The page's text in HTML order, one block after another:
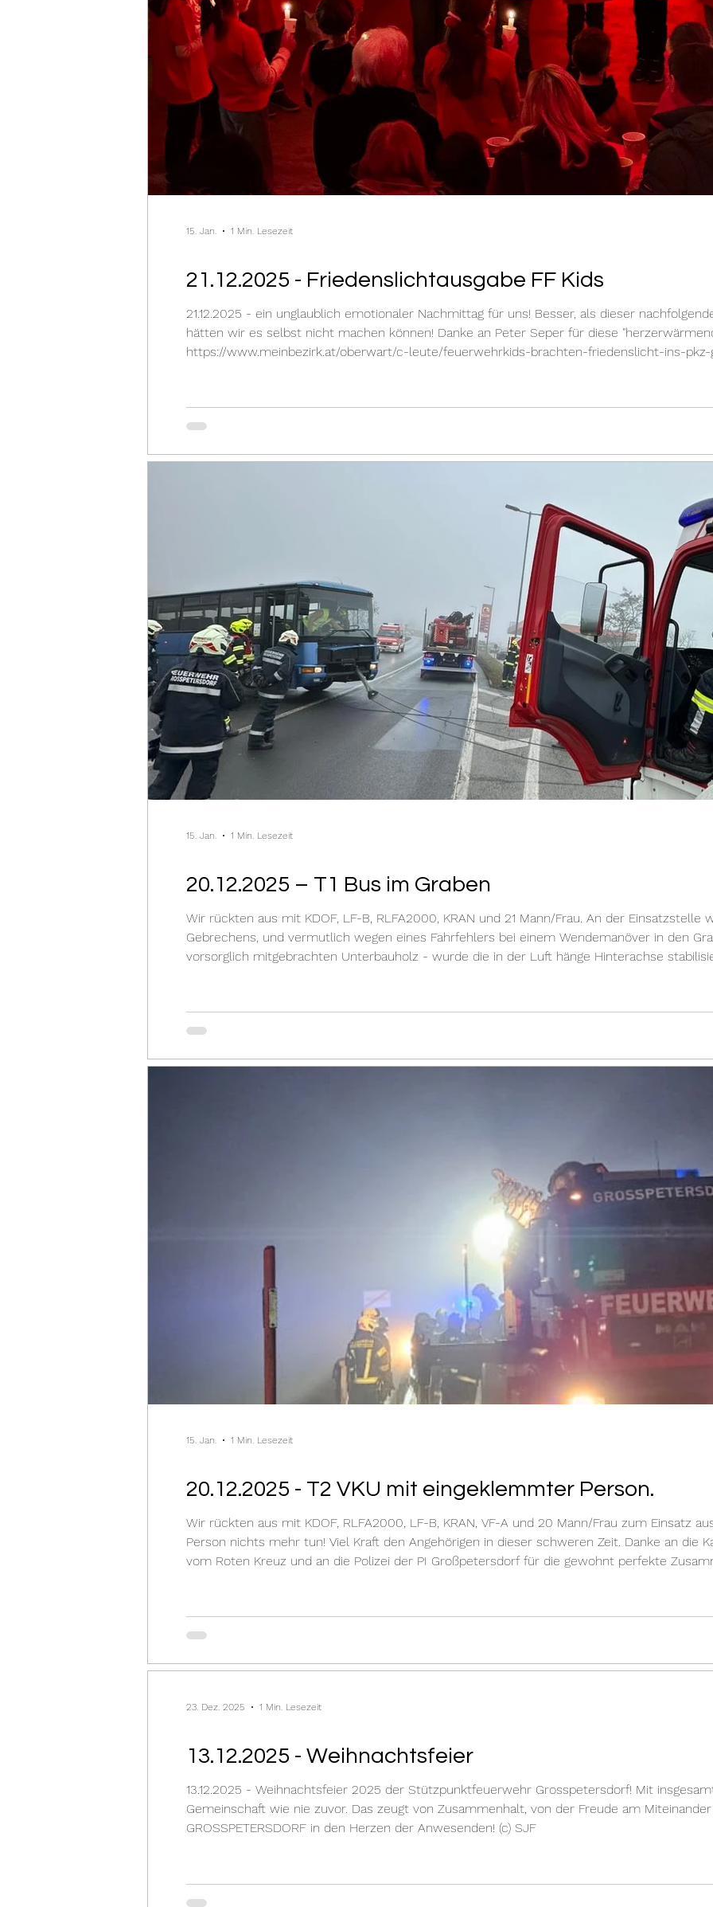
21.12.2025 - Friedenslichtausgabe FF Kids
21.12.2025 - ein unglaublich emotionaler Nachmittag für uns! Besser, als dieser
hätten wir es selbst nicht machen können! Danke an Peter Seper für diese
https://www.meinbezirk.at/oberwart/c-leute/feuerwehrkids-brachten-friedenslicht-ins-pkz-
15. Jan. 1 Min. Lesezeit
20.12.2025 – T1 Bus im Graben
Wir rückten aus mit KDOF, LF-B, RLFA2000, KRAN und 21 Mann/Frau. An der
Gebrechens, und vermutlich wegen eines Fahrfehlers bei einem Wendemanöver in den
vorsorglich mitgebrachten Unterbauholz - wurde die in der Luft hänge Hinterachse
15. Jan. 1 Min. Lesezeit
20.12.2025 - T2 VKU mit eingeklemmter Person.
Wir rückten aus mit KDOF, RLFA2000, LF-B, KRAN, VF-A und 20 Mann/Frau zum Einsatz
Person nichts mehr tun! Viel Kraft den Angehörigen in dieser schweren Zeit. Danke an die
vom Roten Kreuz und an die Polizei der PI Großpetersdorf für die gewohnt perfekte
15. Jan. 1 Min. Lesezeit
13.12.2025 - Weihnachtsfeier
13.12.2025 - Weihnachtsfeier 2025 der Stützpunktfeuerwehr Grosspetersdorf! Mit
Gemeinschaft wie nie zuvor. Das zeugt von Zusammenhalt, von der Freude am
GROSSPETERSDORF in den Herzen der Anwesenden! (c) SJF
23. Dez. 2025 1 Min. Lesezeit